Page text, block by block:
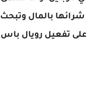
بالمال وتبحث
تفعيل رويال باس